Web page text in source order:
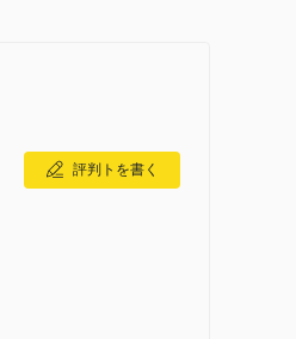
性があるため、最も安
評判トを書く